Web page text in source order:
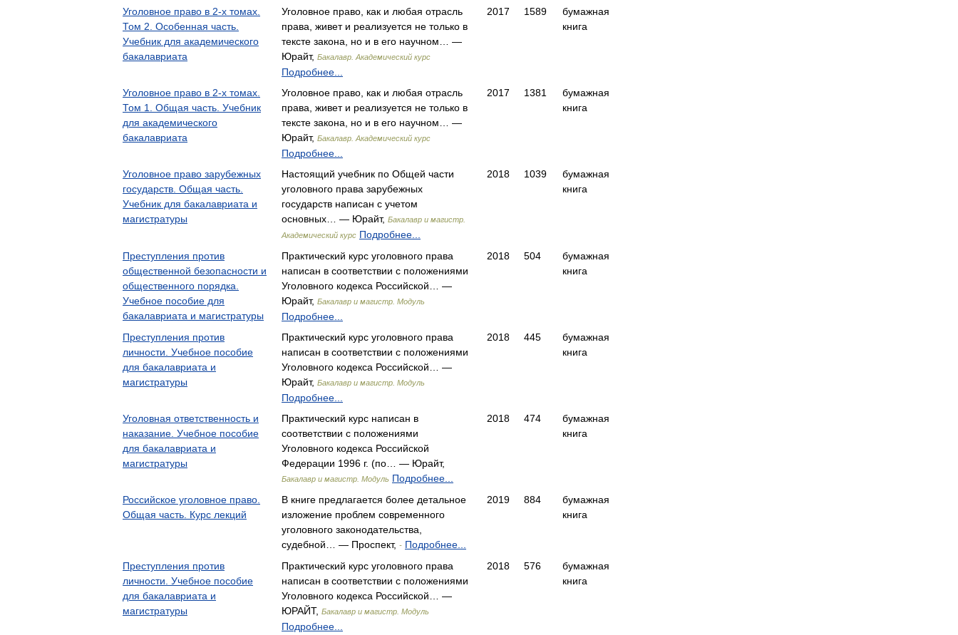
Уголовное право в 2-х томах.
Том 2. Особенная часть.
Учебник для академического
бакалавриата
Уголовное право, как и любая отрасль
права, живет и реализуется не только в
тексте закона, но и в его научном… —
Юрайт, Бакалавр. Академический курс
Подробнее...
2017 1589
бумажная
книга
Уголовное право в 2-х томах.
Том 1. Общая часть. Учебник
для академического
бакалавриата
Уголовное право, как и любая отрасль
права, живет и реализуется не только в
тексте закона, но и в его научном… —
Юрайт, Бакалавр. Академический курс
Подробнее...
2017 1381
бумажная
книга
Уголовное право зарубежных
государств. Общая часть.
Учебник для бакалавриата и
магистратуры
Настоящий учебник по Общей части
уголовного права зарубежных
государств написан с учетом
основных… — Юрайт, Бакалавр и магистр.
Академический курс Подробнее...
2018 1039
бумажная
книга
Преступления против
общественной безопасности и
общественного порядка.
Учебное пособие для
бакалавриата и магистратуры
Практический курс уголовного права
написан в соответствии с положениями
Уголовного кодекса Российской… —
Юрайт, Бакалавр и магистр. Модуль
Подробнее...
2018 504
бумажная
книга
Преступления против
личности. Учебное пособие
для бакалавриата и
магистратуры
Практический курс уголовного права
написан в соответствии с положениями
Уголовного кодекса Российской… —
Юрайт, Бакалавр и магистр. Модуль
Подробнее...
2018 445
бумажная
книга
Уголовная ответственность и
наказание. Учебное пособие
для бакалавриата и
магистратуры
Практический курс написан в
соответствии с положениями
Уголовного кодекса Российской
Федерации 1996 г. (по… — Юрайт,
Бакалавр и магистр. Модуль Подробнее...
2018 474
бумажная
книга
Российское уголовное право.
Общая часть. Курс лекций
В книге предлагается более детальное
изложение проблем современного
уголовного законодательства,
судебной… — Проспект, - Подробнее...
2019 884
бумажная
книга
Преступления против
личности. Учебное пособие
для бакалавриата и
магистратуры
Практический курс уголовного права
написан в соответствии с положениями
Уголовного кодекса Российской… —
ЮРАЙТ, Бакалавр и магистр. Модуль
Подробнее...
2018 576
бумажная
книга